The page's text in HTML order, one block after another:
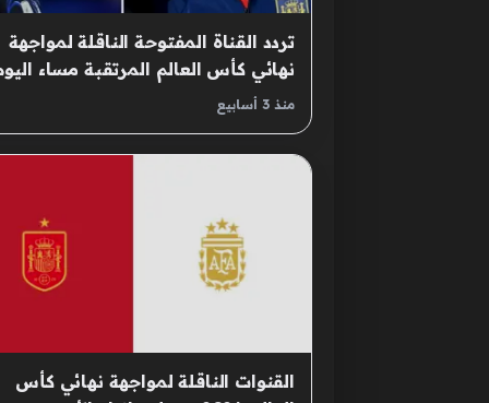
تردد القناة المفتوحة الناقلة لمواجهة
نهائي كأس العالم المرتقبة مساء
منذ 3 أسابيع
القنوات الناقلة لمواجهة نهائي كأس